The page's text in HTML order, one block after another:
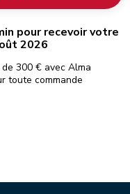
pour recevoir votre
2026
300 € avec Alma
toute commande